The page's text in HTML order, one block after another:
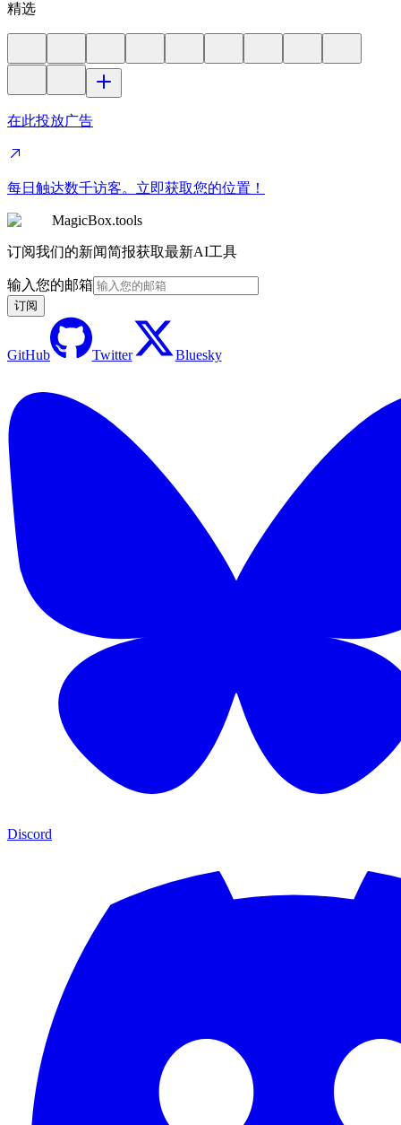
精选
在此投放广告
每日触达数千访客。立即获取您的位置！
MagicBox.tools
订阅我们的新闻简报获取最新AI工具
输入您的邮箱
订阅
GitHub Twitter Bluesky
Discord